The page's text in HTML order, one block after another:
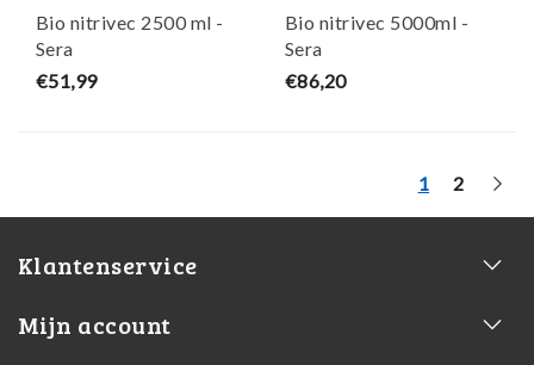
Bio nitrivec 2500 ml -
Sera
€51,99
Bio nitrivec 5000ml -
Sera
€86,20
1 2
Klantenservice
Mijn account